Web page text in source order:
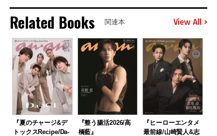
Related Books 関連本 View All
『夏のチャージ&デ
トックスRecipe/Da-
『整う腸活2026/高
橋藍』
『ヒーローエンタメ
最前線/山崎賢人&志